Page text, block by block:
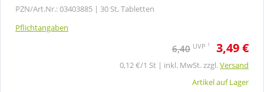
PZN/Art.Nr.: 03403885 | 30 St, Tabletten
Pflichtangaben
6,40 UVP 1 3,49 €
0,12 €/1 St | inkl. MwSt. zzgl.Versand
Artikel auf Lager